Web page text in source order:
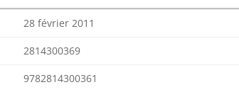
28 février 2011
2814300369
9782814300361